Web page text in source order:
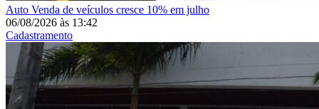
Auto Venda de veículos cresce 10% em julho
06/08/2026 às 13:42
Cadastramento